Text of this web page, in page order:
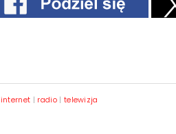
internet | radio| telewizja